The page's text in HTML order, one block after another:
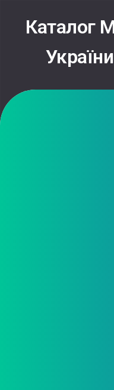
contentКаталог